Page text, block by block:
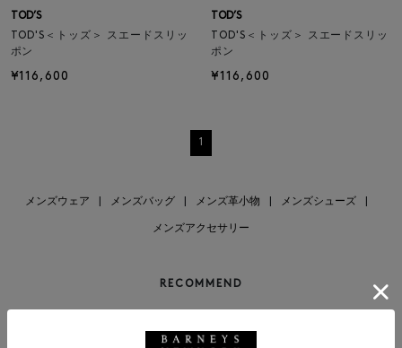
TOD’S
TOD'S＜トッズ＞ スエードスリッ
ポン
¥116,600
TOD’S
TOD'S＜トッズ＞ スエードスリッ
ポン
¥116,600
1
メンズウェア メンズバッグ メンズ革小物 メンズシューズ
メンズアクセサリー
RECOMMEND